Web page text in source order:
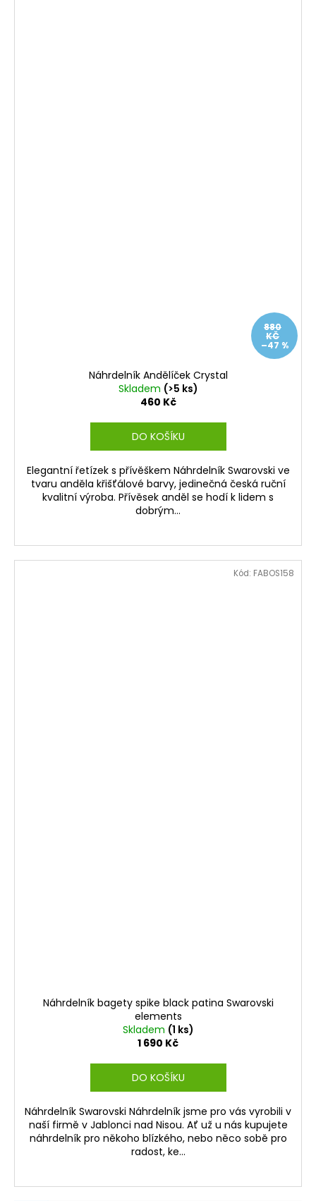
880
KČ
–47 %
Náhrdelník Andělíček Crystal
Skladem (>5 ks)
460 Kč
DO KOŠÍKU
Elegantní řetízek s přívěškem Náhrdelník Swarovski ve
tvaru anděla křišťálové barvy, jedinečná česká ruční
kvalitní výroba. Přívěsek anděl se hodí k lidem s
dobrým...
Náhrdelník bagety spike black patina Swarovski
elements
Skladem (1 ks)
1 690 Kč
DO KOŠÍKU
Náhrdelník Swarovski Náhrdelník jsme pro vás vyrobili v
naší firmě v Jablonci nad Nisou. Ať už u nás kupujete
náhrdelník pro někoho blízkého, nebo něco sobě pro
radost, ke...
Kód: FABOS158